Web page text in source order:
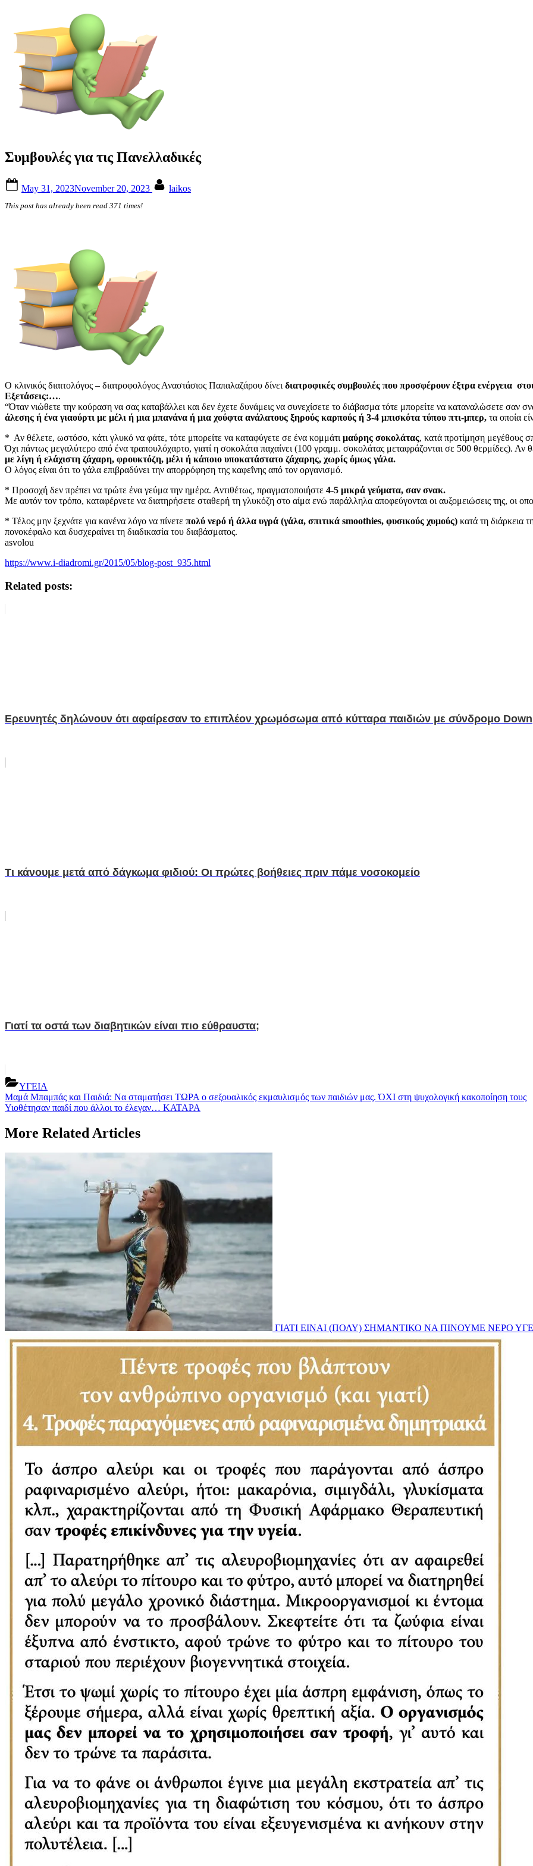
Συμβουλές για τις Πανελλαδικές
on
May 31, 2023November 20, 2023 laikos
This post has already been read 371 times!
Ο κλινικός διαιτολόγος – διατροφολόγος Αναστάσιος Παπαλαζάρου δίνειδιατροφικές συμβουλές που προσφέρουν έξτρα ενέργεια
Εξετάσεις:….
“Όταν νιώθετε την κούραση να σας καταβάλλει και δεν έχετε δυνάμεις να συνεχίσετε το διάβασμα τότε μπορείτε να καταναλώσετε σαν
άλεσης ή ένα γιαούρτι με μέλι ή μια μπανάνα ή μια χούφτα ανάλατους ξηρούς καρπούς ή 3-4 μπισκότα τύπου πτι-μπερ, τα οποία
* Αν θέλετε, ωστόσο, κάτι γλυκό να φάτε, τότε μπορείτε να καταφύγετε σε ένα κομμάτιμαύρης σοκολάτας, κατά προτίμηση μεγέθους
Όχι πάντως μεγαλύτερο από ένα τραπουλόχαρτο, γιατί η σοκολάτα παχαίνει (100 γραμμ. σοκολάτας μεταφράζονται σε 500 θερμίδες). Αν
με λίγη ή ελάχιστη ζάχαρη, φρουκτόζη, μέλι ή κάποιο υποκατάστατο ζάχαρης, χωρίς όμως γάλα.
Ο λόγος είναι ότι το γάλα επιβραδύνει την απορρόφηση της καφεΐνης από τον οργανισμό.
* Προσοχή δεν πρέπει να τρώτε ένα γεύμα την ημέρα. Αντιθέτως, πραγματοποιήστε 4-5 μικρά γεύματα, σαν σνακ.
Με αυτόν τον τρόπο, καταφέρνετε να διατηρήσετε σταθερή τη γλυκόζη στο αίμα ενώ παράλληλα αποφεύγονται οι αυξομειώσεις της, οι
* Τέλος μην ξεχνάτε για κανένα λόγο να πίνετε πολύ νερό ή άλλα υγρά (γάλα, σπιτικά smoothies, φυσικούς χυμούς) κατά τη διάρκεια
πονοκέφαλο και δυσχεραίνει τη διαδικασία του διαβάσματος.
asvolou
https://www.i-diadromi.gr/2015/05/blog-post_935.html
Related posts:
Ερευνητές δηλώνουν ότι αφαίρεσαν το επιπλέον χρωμόσωμα από κύτταρα παιδιών με σύνδρομο Down
Τι κάνουμε μετά από δάγκωμα φιδιού: Οι πρώτες βοήθειες πριν πάμε νοσοκομείο
Γιατί τα οστά των διαβητικών είναι πιο εύθραυστα;
ΥΓΕΙΑ
Post
navigation
Previous
Post:
Μαμά Μπαμπάς και Παιδιά: Να σταματήσει ΤΩΡΑ ο σεξουαλικός εκμαυλισμός των παιδιών μας. ΌΧΙ στη ψυχολογική κακοποίηση τους
Next
Υιοθέτησαν παιδί που άλλοι το έλεγαν… ΚΑΤΑΡΑ
More Related Articles
ΓΙΑΤΙ ΕΙΝΑΙ (ΠΟΛΥ) ΣΗΜΑΝΤΙΚΟ ΝΑ ΠΙΝΟΥΜΕ ΝΕΡΟ